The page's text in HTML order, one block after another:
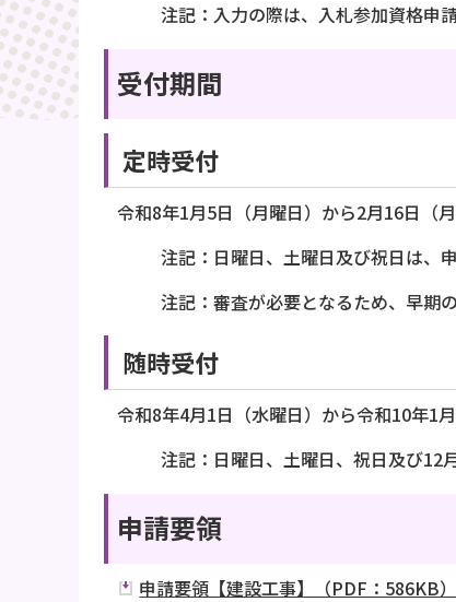
注記：入力の際は、入札参加資格申
受付期間
定時受付
令和8年1月5日（月曜日）から2月16日（
注記：日曜日、土曜日及び祝日は、
注記：審査が必要となるため、早期
随時受付
令和8年4月1日（水曜日）から令和10年1
注記：日曜日、土曜日、祝日及び12
申請要領
申請要領【建設工事】（PDF：586KB）